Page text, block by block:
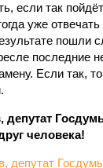
если так
уже
пошли
последние
Если так,
депутат
человека!